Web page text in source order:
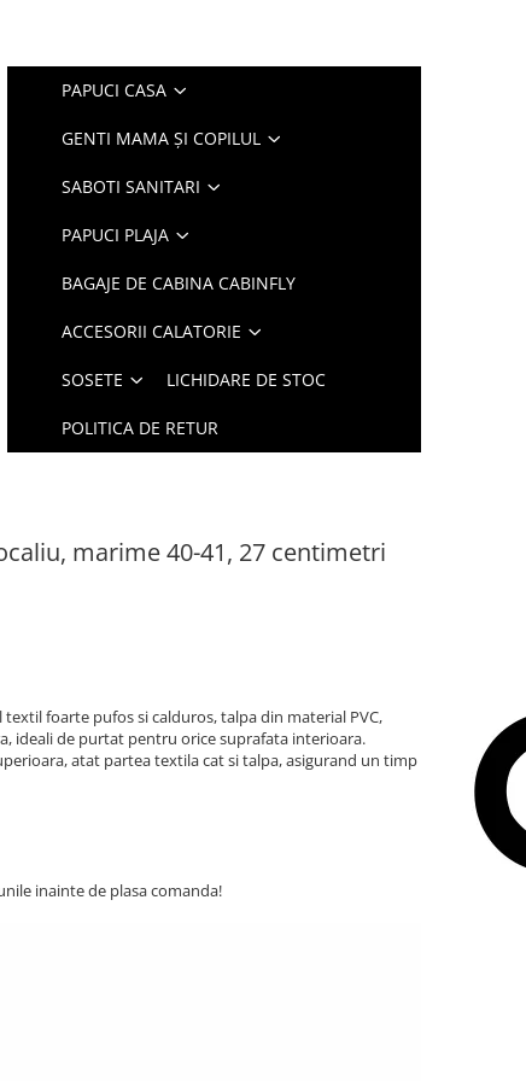
PAPUCI CASA
GENTI MAMA ȘI COPILUL
SABOTI SANITARI
PAPUCI PLAJA
BAGAJE DE CABINA CABINFLY
ACCESORII CALATORIE
SOSETE LICHIDARE DE STOC
POLITICA DE RETUR
marime 40-41, 27 centimetri
foarte pufos si calduros, talpa din material PVC,
ideali de purtat pentru orice suprafata interioara.
atat partea textila cat si talpa, asigurand un timp
inainte de plasa comanda!